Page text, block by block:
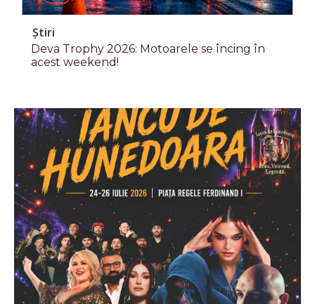
Știri
Deva Trophy 2026: Motoarele se încing în
acest weekend!